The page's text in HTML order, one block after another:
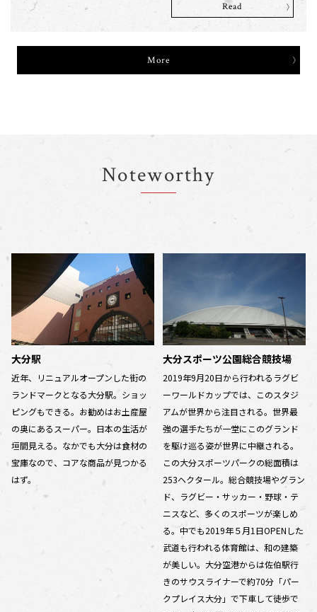
Read
More
Noteworthy
大分駅
近年、リニュアルオープンした街の
ランドマークとなる大分駅。ショッ
ピングもできる。お勧めはお土産屋
の奥にあるスーパー。日本の生活が
垣間見える。なかでも大分は食材の
宝庫なので、コアな商品が見つかる
はず。
大分スポーツ公園総合競技場
2019年9月20日から行われるラグビ
ーワールドカップでは、このスタジ
アムが世界から注目される。世界最
強の選手たちが一堂にこのグランド
を駆け巡る姿が世界に中継される。
この大分スポーツパークの総面積は
253ヘクタール。総合競技場やグラン
ド、ラグビー・サッカー・野球・テ
ニスなど、多くのスポーツが楽しめ
る。中でも2019年５月1日OPENした
武道も行われる体育館は、和の建築
が美しい。大分空港からは佐伯駅行
きのサウスライナーで約70分「パー
クプレイス大分」で下車して徒歩で